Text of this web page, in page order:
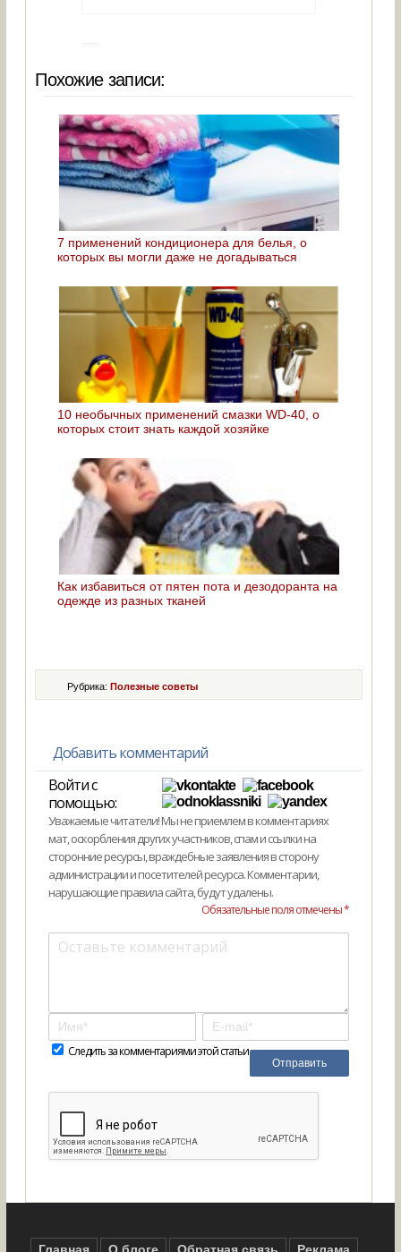
Похожие записи:
7 применений кондиционера для белья, о
которых вы могли даже не догадываться
10 необычных применений смазки WD-40, о
которых стоит знать каждой хозяйке
Как избавиться от пятен пота и дезодоранта на
одежде из разных тканей
Рубрика:Полезные советы
Добавить комментарий
Войти с
помощью:
Уважаемые читатели! Мы не приемлем в комментариях
мат, оскорбления других участников, спам и ссылки на
сторонние ресурсы, враждебные заявления в сторону
администрации и посетителей ресурса. Комментарии,
нарушающие правила сайта, будут удалены.
Обязательные поля отмечены *
Следить за комментариями этой статьи